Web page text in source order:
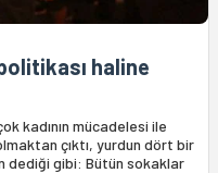
haline
kadının mücadelesi ile
çıktı, yurdun dört bir
dediği gibi: Bütün sokaklar